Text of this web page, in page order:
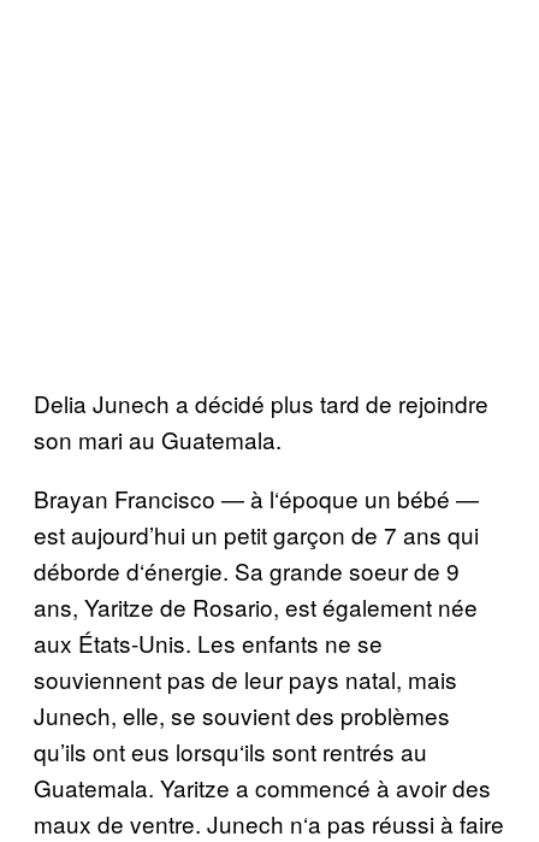
Delia Junech a décidé plus tard de rejoindre
son mari au Guatemala.
Brayan Francisco — à l‘époque un bébé —
est aujourd’hui un petit garçon de 7 ans qui
déborde d‘énergie. Sa grande soeur de 9
ans, Yaritze de Rosario, est également née
aux États-Unis. Les enfants ne se
souviennent pas de leur pays natal, mais
Junech, elle, se souvient des problèmes
qu’ils ont eus lorsqu‘ils sont rentrés au
Guatemala. Yaritze a commencé à avoir des
maux de ventre. Junech n‘a pas réussià faire